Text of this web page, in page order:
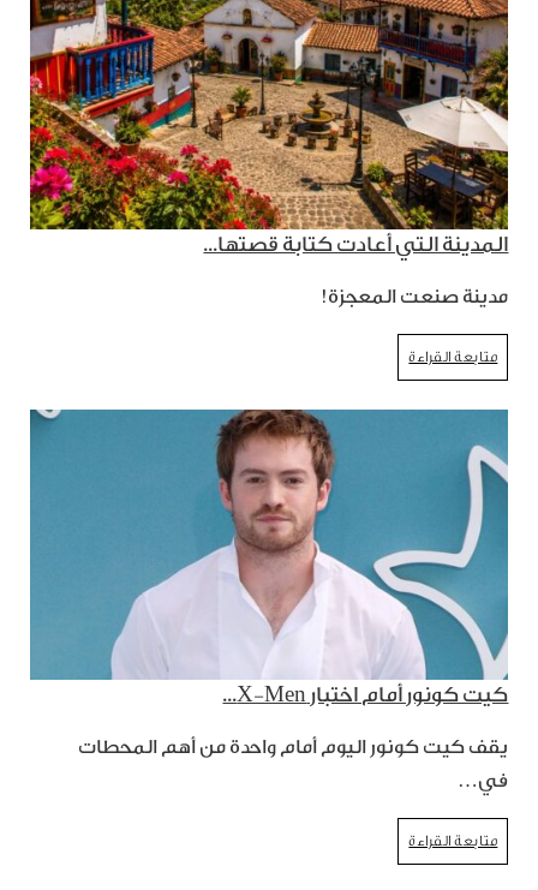
المدينة التي أعادت كتابة قصتها...
مدينة صنعت المعجزة!
متابعة القراءة
كيت كونور أمام اختبار X-Men...
يقف كيت كونور اليوم أمام واحدة من أهم المحطات
في…
متابعة القراءة